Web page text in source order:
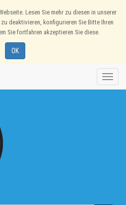
Lesen Sie mehr zu diesen in unserer
zu deaktivieren, konfigurieren Sie Bitte Ihren
Sie fortfahren akzeptieren Sie diese.
OK
Toggle